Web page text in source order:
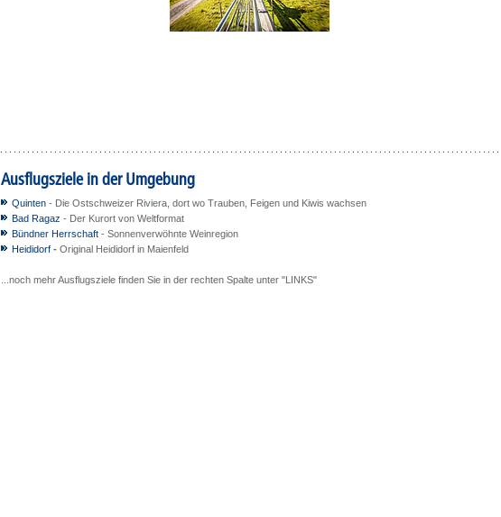
Ausflugsziele in der Umgebung
Quinten - Die Ostschweizer Riviera, dort wo Trauben, Feigen und Kiwis wachsen
Bad Ragaz - Der Kurort von Weltformat
Bündner Herrschaft - Sonnenverwöhnte Weinregion
Heididorf - Original Heididorf in Maienfeld
...noch mehr Ausflugsziele finden Sie in der rechten Spalte unter "LINKS"